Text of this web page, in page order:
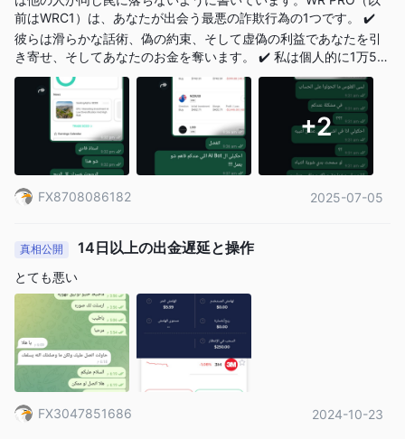
かります。
取引プラットフォーム
入金と出金
WRC1では、指定された手数料なしでの入金と出金が可能で、ト
レーダーにとって利便性があります。最低入金額は500米ドル
で、最低出金額は50米ドルです。
前はWRC1）は、あなたが出会う最悪の詐欺行為の1つです。 ✔️
彼らは滑らかな話術、偽の約束、そして虚偽の利益であなたを引
き寄せ、そしてあなたのお金を奪います。 ✔️ 私は個人的に1万5千
ドルを失いましたし、他の多くの人々も何千ドルも失っていま
す。 ✔️ 一度お金を預けると、それを取り戻すことは決してできま
せん。引き出しを試みても、ブロックされたり、遅延されたり、
無視されたりします。 彼らは偽の口座マネージャーを使い、「助
け手」としての役割を演じますが、彼らは最大の嘘つきです。彼
らはあなたの友人、サポート、そして財務ガイドであるふりをし
ますが、実際には、あなたにますます多くの入金を強要し、あな
たが口座をすり減らすまで悪い取引を開くように押し付けます。
悪い取引を数十回開くよう強要する。 ❌ あなたの許可なしにレバ
レッジを増やす。
+2
FX8708086182 2025-07-05
真相公開 14日以上の出金遅延と操作
とても悪い
FX3047851686 2024-10-23